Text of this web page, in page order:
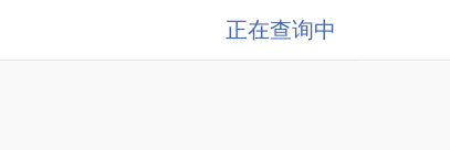
正在查询中